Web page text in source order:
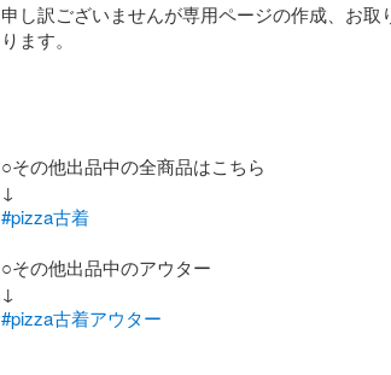
申し訳ございませんが専用ページの作成、お取
ります。
○その他出品中の全商品はこちら
#pizza古着
○その他出品中のアウター
#pizza古着アウター